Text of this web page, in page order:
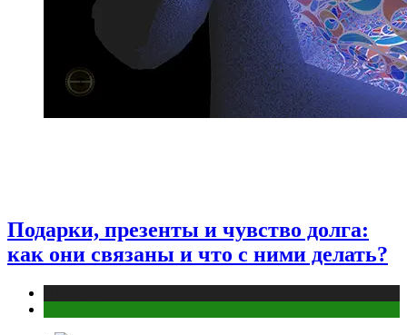
Подарки, презенты и чувство долга:
как они связаны и что с ними делать?